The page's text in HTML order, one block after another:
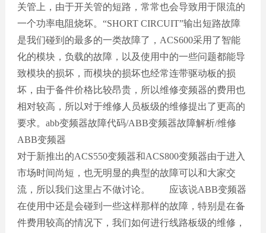
关管上，由于开关管的短路，常常也会导致用于限流的
一个功率电阻烧坏。“SHORT CIRCUIT”输出短路故障
是我们碰到的最多的一类故障了，ACS600采用了智能
化的模块，负载的故障，以及使用中的一些问题都能导
致模块的损坏，而模块的损坏也经常连带驱动板的损
坏，由于备件价格比较昂贵，所以维修变频器的费用也
相对较高，所以对于维修人员板级的维修提出了更高的
要求。abb变频器故障代码/ABB变频器故障解析/维修
ABB变频器
对于新推出的ACS550变频器和ACS800变频器由于进入
市场时间尚短，也无明显的典型的故障可以和大家交
流，所以我们这里占不做讨论。 应该说ABB变频器
在使用中还是会碰到一些这样那样的故障，特别是在备
件费用较高的情况下，我们如何进行线路板级的维修，